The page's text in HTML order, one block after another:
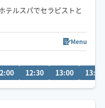
テルスパでセラピストと
までお任せください🕊️
前にお問い合わせいただ
す。お気軽にメッセー
Menu
12:30 13:00 13:30